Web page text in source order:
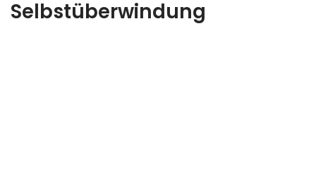
Selbstüberwindung